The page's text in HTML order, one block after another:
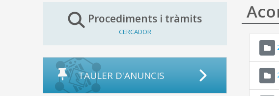
Procediments i tràmits
CERCADOR
TAULER D'ANUNCIS